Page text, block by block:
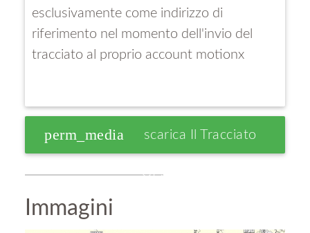
esclusivamente come indirizzo di
riferimento nel momento dell'invio del
tracciato al proprio account motionx
perm_media Scarica Il Tracciato
GPS
Immagini